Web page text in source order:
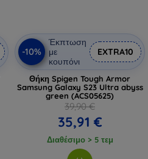
-10%
Έκπτωση
με
κουπόνι
EXTRA10
Θήκη Spigen Tough Armor
Samsung Galaxy S23 Ultra abyss
green (ACS05625)
39,90 €
35,91 €
Διαθέσιμο > 5 τεμ